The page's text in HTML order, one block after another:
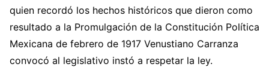
quien recordó los hechos históricos que dieron como
resultado a la Promulgación de la Constitución Política
Mexicana de febrero de 1917 Venustiano Carranza
convocó al legislativo instó a respetar la ley.